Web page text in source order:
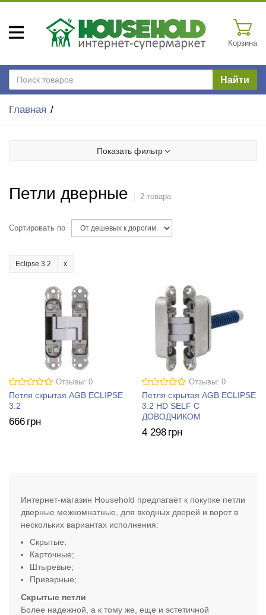
Корзина
Найти
Главная
Показать фильтр
Петли дверные 2 товара
Сортировать по
Eclipse 3.2
Отзывы: 0
Петля скрытая AGB ECLIPSE
3.2
666 грн
Отзывы: 0
Петля скрытая AGB ECLIPSE
3.2 HD SELF С
ДОВОДЧИКОМ
4 298 грн
Интернет-магазин Household предлагает к покупке петли
дверные межкомнатные, для входных дверей и ворот в
нескольких вариантах исполнения:
Скрытые;
Карточные;
Штыревые;
Приварные;
Скрытые петли
Более надежной, а к тому же, еще и эстетичной